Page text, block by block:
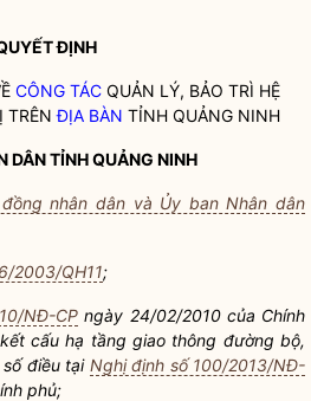
ĐỊNH
CÔNG TÁCQUẢN LÝ, BẢO TRÌ HỆ
TRÊNĐỊA BÀN TỈNH QUẢNG NINH
DÂNTỈNH QUẢNG NINH
nhân dân và Ủy ban Nhân dân
2003/QH11;
NĐ-CP ngày 24/02/2010 của Chính
cấu hạ tầng giao thông đường bộ,
điều tại Nghị định số 100/2013/NĐ-
phủ;